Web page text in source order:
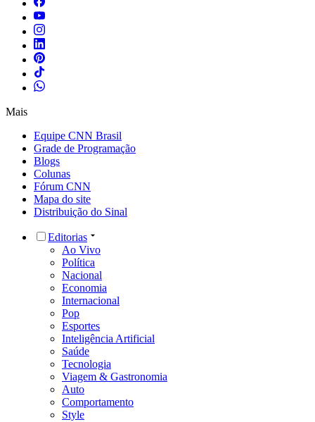
Mais
Equipe CNN Brasil
Grade de Programação
Blogs
Colunas
Fórum CNN
Mapa do site
Distribuição do Sinal
Editorias
Ao Vivo
Política
Nacional
Economia
Internacional
Pop
Esportes
Inteligência Artificial
Saúde
Tecnologia
Viagem & Gastronomia
Auto
Comportamento
Style